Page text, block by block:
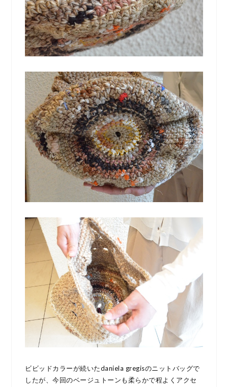
ビビッドカラーが続いたdaniela gregisのニットバッグで
したが、今回のベージュトーンも柔らかで程よくアクセ